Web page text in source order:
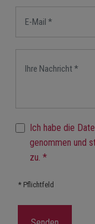
Ich habe die
genommen und
zu. *
* Pflichtfeld